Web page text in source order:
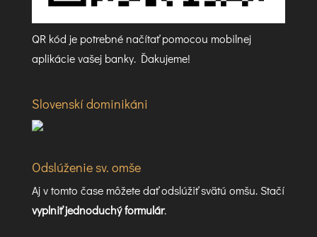
QR kód je potrebné načítať pomocou mobilnej
aplikácie vašej banky. Ďakujeme!
Slovenskí dominikáni
Odslúženie sv. omše
Aj v tomto čase môžete dať odslúžiť svätú omšu. Stačí
vyplniť jednoduchý formulár.